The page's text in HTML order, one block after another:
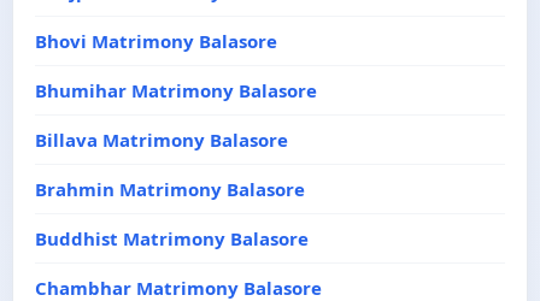
Bhovi Matrimony Balasore
Bhumihar Matrimony Balasore
Billava Matrimony Balasore
Brahmin Matrimony Balasore
Buddhist Matrimony Balasore
Chambhar Matrimony Balasore